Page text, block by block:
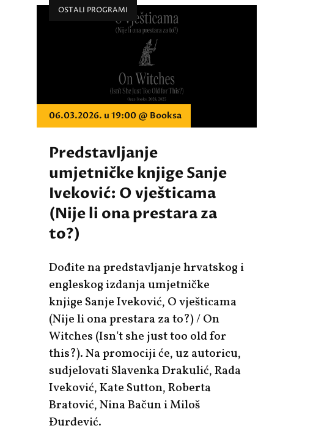
OSTALI PROGRAMI
06.03.2026. u 19:00 @ Booksa
Predstavljanje
umjetničke knjige Sanje
Iveković: O vješticama
(Nije li ona prestara za
to?)
Dođite na predstavljanje hrvatskog i
engleskog izdanja umjetničke
knjige Sanje Iveković, O vješticama
(Nije li ona prestara za to?) / On
Witches (Isn't she just too old for
this?). Na promociji će, uz autoricu,
sudjelovati Slavenka Drakulić, Rada
Iveković, Kate Sutton, Roberta
Bratović, Nina Bačun i Miloš
Đurđević.